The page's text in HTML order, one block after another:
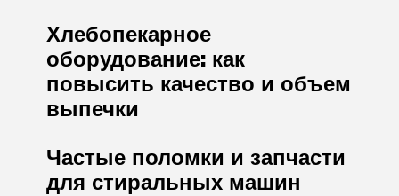
Хлебопекарное
оборудование: как
повысить качество и объем
выпечки
Частые поломки и запчасти
для стиральных машин